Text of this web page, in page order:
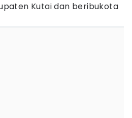
Kutai dan beribukota